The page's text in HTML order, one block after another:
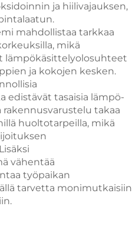
ja hiilivajauksen,
mahdollistaa tarkkaa
mikä
lämpökäsittelyolosuhteet
ja kokojen kesken.
edistävät tasaisia lämpö-
rakennusvarustelu takaa
huoltotarpeilla, mikä
vähentää
työpaikan
tarvetta monimutkaisiin